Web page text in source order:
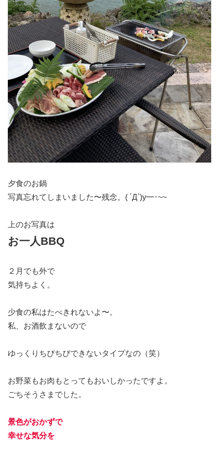
夕食のお鍋
写真忘れてしまいました〜残念。( ´Д`)y━･~~
上のお写真は
お一人BBQ
２月でも外で
気持ちよく。
少食の私はたべきれないよ〜。
私、お酒飲まないので
ゆっくりちびちびできないタイプなの（笑）
お野菜もお肉もとってもおいしかったですよ。
ごちそうさまでした。
景色がおかずで
幸せな気分を